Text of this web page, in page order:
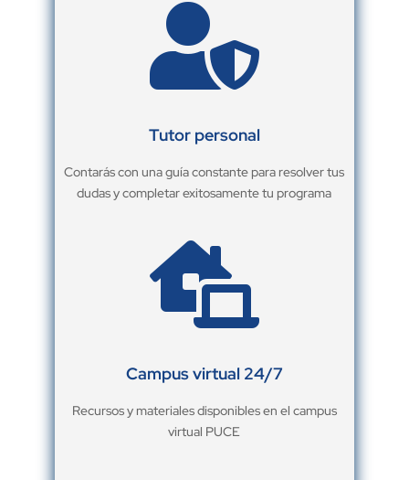

Tutor personal
Contarás con una guía constante para resolver tus
dudas y completar exitosamente tu programa

Campus virtual 24/7
Recursos y materiales disponibles en el campus
virtual PUCE